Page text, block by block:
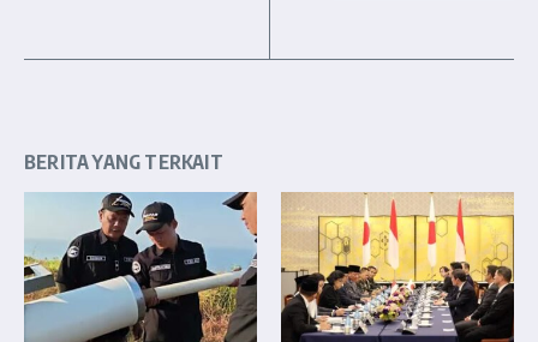
BERITA YANG TERKAIT